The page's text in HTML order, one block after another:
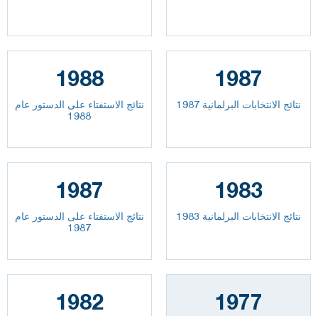
1988
نتائج الاستفتاء على الدستور عام
1988
1987
نتائج الانتخابات البرلمانية 1987
1987
نتائج الاستفتاء على الدستور عام
1987
1983
نتائج الانتخابات البرلمانية 1983
1982 1977